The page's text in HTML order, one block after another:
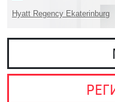
Hyatt Regency Ekaterinburg